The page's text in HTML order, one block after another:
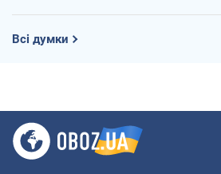
Всі думки